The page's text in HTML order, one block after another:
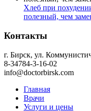
Хлеб при
полезный, чем
Контакты
г. Бирск, ул.
8-34784-3-16-02
info@doctorbirsk.com
Главная
Врачи
Услуги и цены